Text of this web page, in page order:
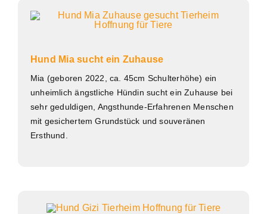
Hund Mia sucht ein Zuhause
Mia (geboren 2022, ca. 45cm Schulterhöhe) ein
unheimlich ängstliche Hündin sucht ein Zuhause bei
sehr geduldigen, Angsthunde-Erfahrenen Menschen
mit gesichertem Grundstück und souveränen
Ersthund.